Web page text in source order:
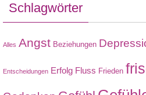
Schlagwörter
Alles Angst Beziehungen
Entscheidungen Erfolg Fluss Frieden